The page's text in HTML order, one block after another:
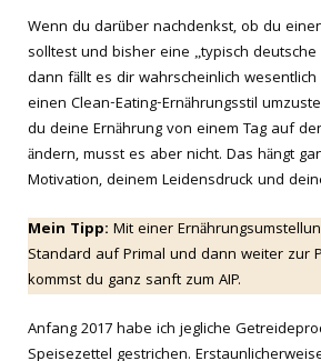
Wenn du darüber nachdenkst, ob du
solltest und bisher eine „typisch deutsche
dann fällt es dir wahrscheinlich
einen Clean-Eating-Ernährungsstil
du deine Ernährung von einem Tag auf
ändern, musst es aber nicht. Das hängt
Motivation, deinem Leidensdruck und
Mein Tipp: Mit einer
Standard auf Primal und dann weiter zur
kommst du ganz sanft zum AIP.
Anfang 2017 habe ich jegliche
Speisezettel gestrichen.